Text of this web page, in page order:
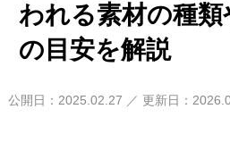
空間設計
実例集
われる素材の種類
の目安を解説
公開日：2025.02.27 ／ 更新日：